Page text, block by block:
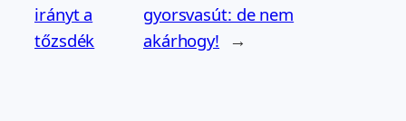
irányt a
tőzsdék
gyorsvasút: de nem
akárhogy! →